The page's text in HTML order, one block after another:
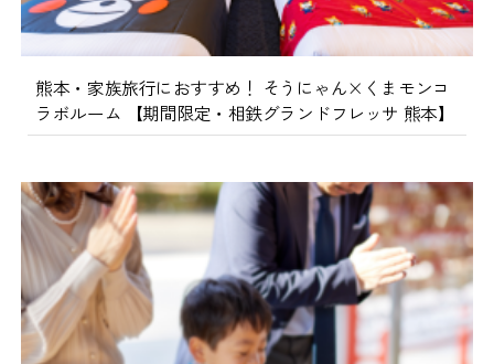
熊本・家族旅行におすすめ！ そうにゃん×くまモンコ
ラボルーム 【期間限定・相鉄グランドフレッサ 熊本】